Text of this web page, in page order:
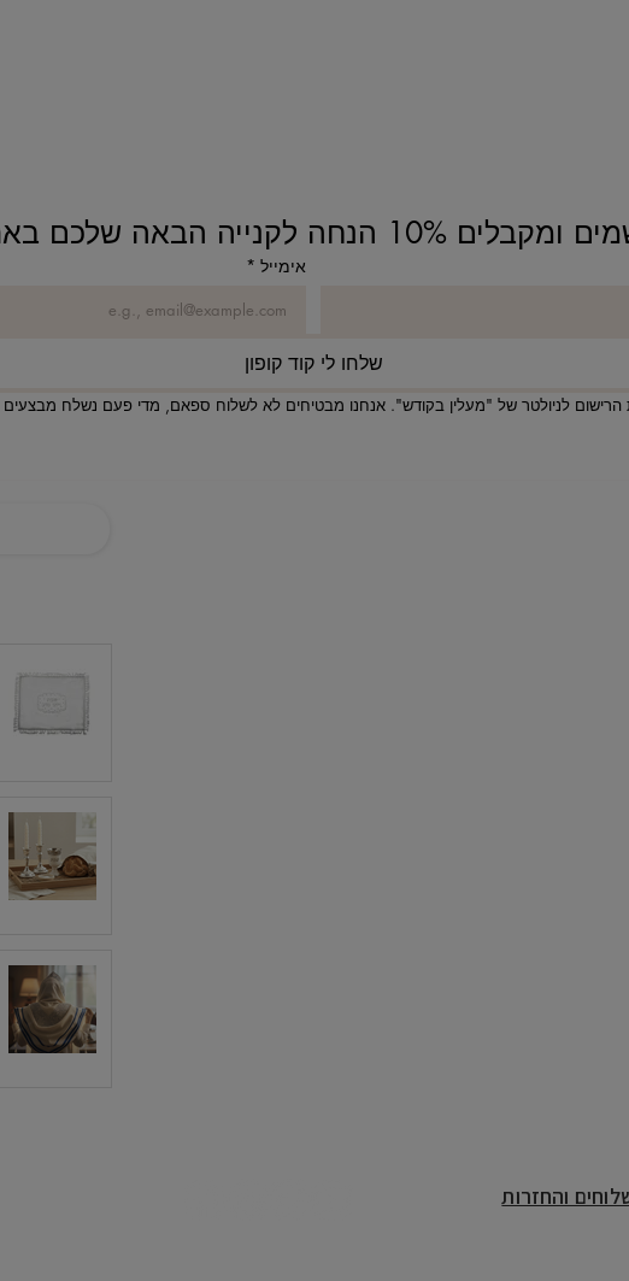
10% הנחה לקנייה הבאה שלכם באתר!
אימייל *
שלחו לי קוד קופון
לניולטר של "מעלין בקודש". אנחנו מבטיחים לא לשלוח ספאם, מדי פעם נשלח מבצעים
והחזרות